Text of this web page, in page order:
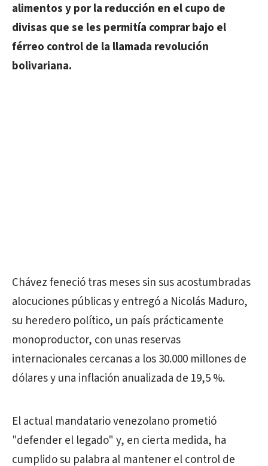
alimentos y por la reducción en el cupo de
divisas que se les permitía comprar bajo el
férreo control de la llamada revolución
bolivariana.
Chávez feneció tras meses sin sus acostumbradas
alocuciones públicas y entregó a Nicolás Maduro,
su heredero político, un país prácticamente
monoproductor, con unas reservas
internacionales cercanas a los 30.000 millones de
dólares y una inflación anualizada de 19,5 %.
El actual mandatario venezolano prometió
"defender el legado" y, en cierta medida, ha
cumplido su palabra al mantener el control de